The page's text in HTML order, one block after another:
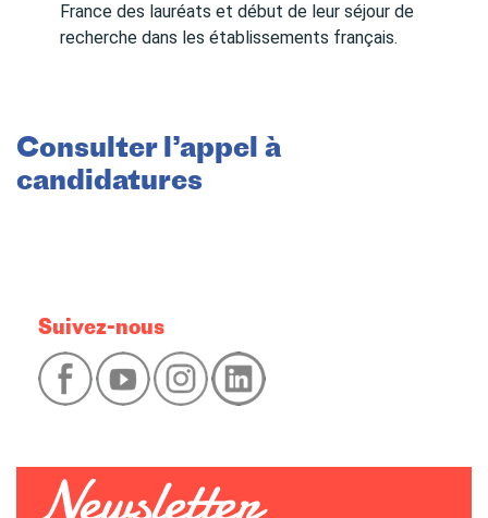
France des lauréats et début de leur séjour de
recherche dans les établissements français.
Consulter l’appel à
candidatures
Suivez-nous